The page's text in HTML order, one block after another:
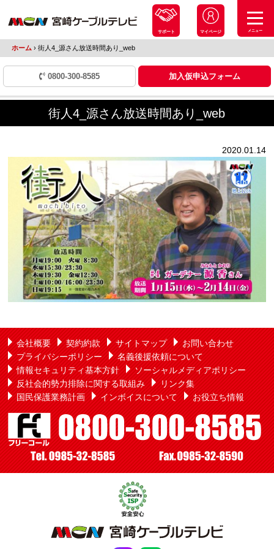
サポート マイページ メニュー
ホーム ›街人4_源さん放送時間あり_web
0800-300-8585 加入仮申込フォーム
街人4_源さん放送時間あり_web
2020.01.14
会社概要 契約約款 サイトマップ
お問い合わせ
プライバシーポリシー
名義後援依頼について
情報セキュリティ基本方針
ソーシャルメディアポリシー
反社会的勢力排除に関する取組み
リンク集
国民保護業務計画
インボイスについて お役立ち情報